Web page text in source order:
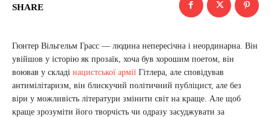
SHARE
Гюнтер Вільгельм Грасс — людина непересічна і неординарна. Він
увійшов у історію як прозаїк, хоча був хорошим поетом, він
воював у складі нацистської армії Гітлера, але сповідував
антимілітаризм, він блискучий політичний публіцист, але без
віри у можливість літератури змінити світ на краще. Але щоб
краще зрозуміти його творчість чи одразу засуджувати за